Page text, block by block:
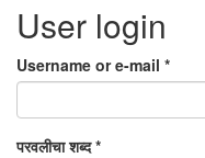
User login
Username or e-mail *
परवलीचा शब्द*